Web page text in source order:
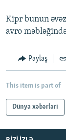
XƏBƏR
Kipr bunun
avro
Paylaş
This item is part of
Dünya xəbərləri